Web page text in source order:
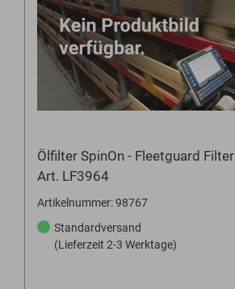
Ölfilter SpinOn - Fleetguard Filter
Art. LF3964
Artikelnummer: 98767
Standardversand
(Lieferzeit 2-3 Werktage)